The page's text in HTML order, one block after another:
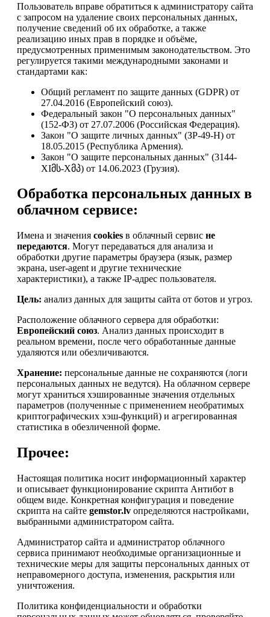
Пользователь вправе обратиться к администратору сайта
с запросом на удаление своих персональных данных,
получение сведений об их обработке, а также
реализацию иных прав в порядке и объёме,
предусмотренных применимым законодательством. Это
регулируется такими международными законами и
стандартами как:
Общий регламент по защите данных (GDPR) от
27.04.2016 (Европейский союз).
Федеральный закон "О персональных данных"
(152-ФЗ) от 27.07.2006 (Российская Федерация).
Закон "О защите личных данных" (ЗР-49-Н) от
18.05.2015 (Республика Армения).
Закон "О защите персональных данных" (3144-
XIმს-Xმპ) от 14.06.2023 (Грузия).
Обработка персональных данных в
облачном сервисе:
Имена и значения cookies в облачный сервис не
передаются. Могут передаваться для анализа и
обработки другие параметры браузера (язык, размер
экрана, user-agent и другие технические
характеристики), а также IP-адрес пользователя.
Цель: анализ данных для защиты сайта от ботов и угроз.
Расположение облачного сервера для обработки:
Европейский союз. Анализ данных происходит в
реальном времени, после чего обработанные данные
удаляются или обезличиваются.
Хранение: персональные данные не сохраняются (логи
персональных данных не ведутся). На облачном сервере
могут храниться хэшированные значения отдельных
параметров (полученные с применением необратимых
криптографических хэш-функций) и агрегированная
статистика в обезличенной форме.
Прочее:
Настоящая политика носит информационный характер
и описывает функционирование скрипта Антибот в
общем виде. Конкретная конфигурация и поведение
скрипта на сайте gemstor.lv определяются настройками,
выбранными администратором сайта.
Администратор сайта и администратор облачного
сервиса принимают необходимые организационные и
технические меры для защиты персональных данных от
неправомерного доступа, изменения, раскрытия или
уничтожения.
Политика конфиденциальности и обработки